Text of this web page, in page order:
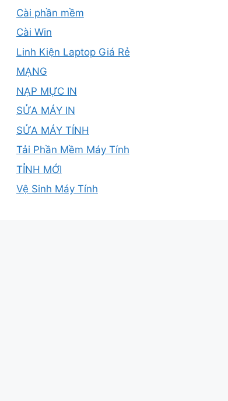
Cài phần mềm
Cài Win
Linh Kiện Laptop Giá Rẻ
MẠNG
NẠP MỰC IN
SỬA MÁY IN
SỬA MÁY TÍNH
Tải Phần Mềm Máy Tính
TỈNH MỚI
Vệ Sinh Máy Tính